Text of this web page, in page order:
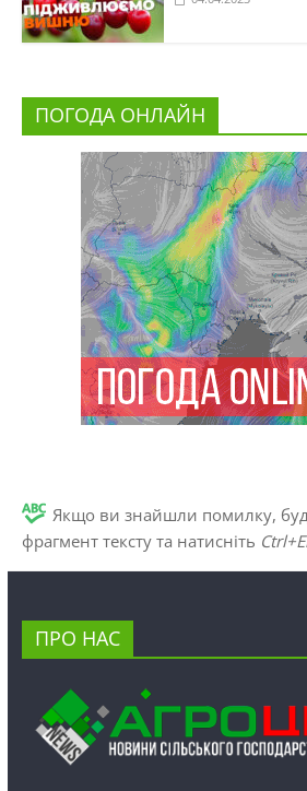
ПОГОДА ОНЛАЙН
Якщо ви знайшли помилку,
фрагмент тексту та натисніть
ПРО НАС